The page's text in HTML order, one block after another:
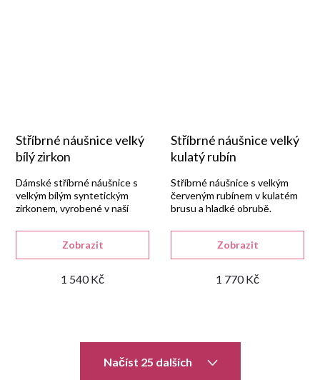
Stříbrné náušnice velký
bílý zirkon
1 540 Kč
Zobrazit
Dámské stříbrné náušnice s
velkým bílým syntetickým
zirkonem, vyrobené v naší
925/1000 s lesklou
rhodiovanou úpravou.
Dlouhý popis
Stříbrné náušnice velký
kulatý rubín
1 770 Kč
Zobrazit
Stříbrné náušnice s velkým
červeným rubínem v kulatém
brusu a hladké obrubě.
Načíst 25 dalších